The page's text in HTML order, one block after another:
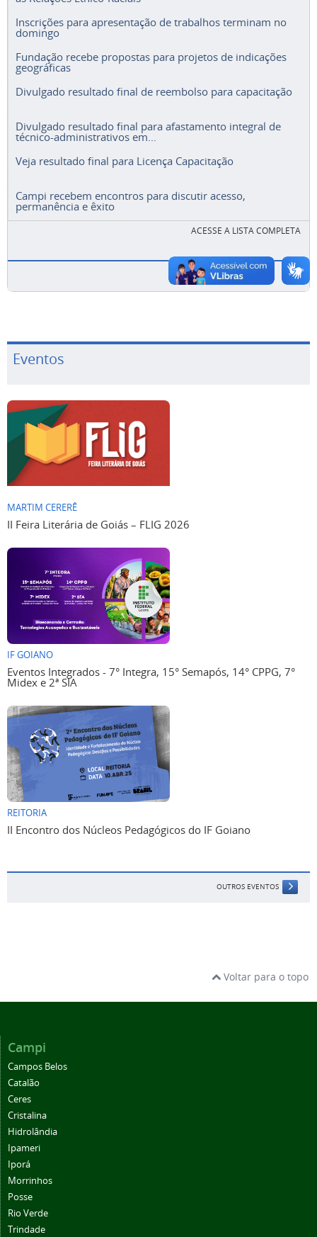
Inscrições para apresentação de trabalhos terminam no
domingo
Fundação recebe propostas para projetos de indicações
geográficas
Divulgado resultado final de reembolso para capacitação
Divulgado resultado final para afastamento integral de
técnico-administrativos em...
Veja resultado final para Licença Capacitação
Campi recebem encontros para discutir acesso,
permanência e êxito
ACESSE A LISTA COMPLETA
Eventos
MARTIM CERERÊ
II Feira Literária de Goiás – FLIG 2026
IF GOIANO
Eventos Integrados - 7° Integra, 15° Semapós, 14° CPPG, 7°
Midex e 2ª SIA
REITORIA
II Encontro dos Núcleos Pedagógicos do IF Goiano
OUTROS EVENTOS
Voltar para o topo
Campi
Campos Belos
Catalão
Ceres
Cristalina
Hidrolândia
Ipameri
Iporá
Morrinhos
Posse
Rio Verde
Trindade